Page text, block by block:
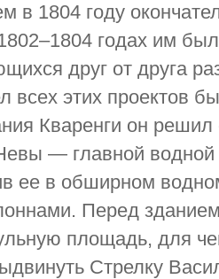
в 1804 году
годах им
друг от друга
этих проектов
Кваренги он
— главной водной
ее в обширном
Перед
площадь, для
Стрелку